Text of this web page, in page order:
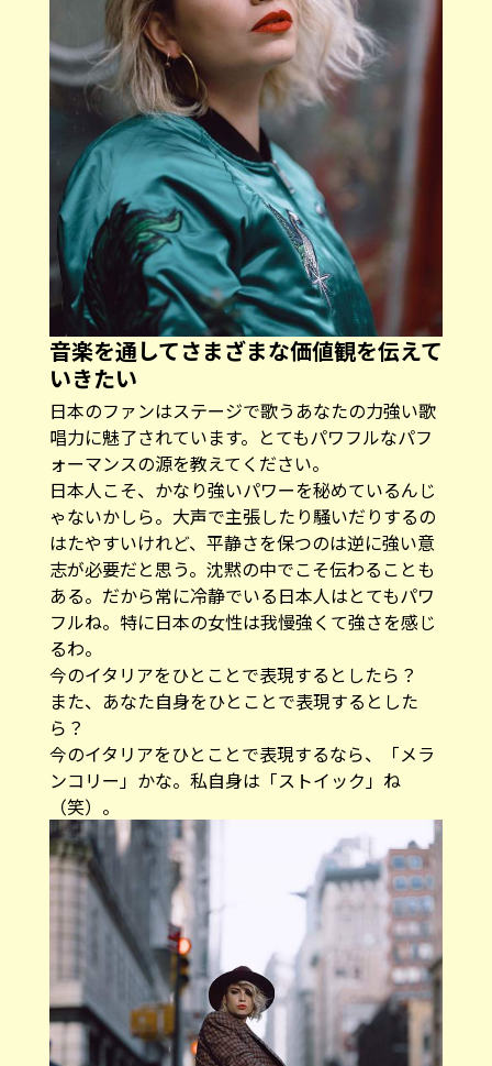
音楽を通してさまざまな価値観を伝えて
いきたい
――日本のファンはステージで歌うあなたの力強い歌
唱力に魅了されています。とてもパワフルなパフ
ォーマンスの源を教えてください。
日本人こそ、かなり強いパワーを秘めているんじ
ゃないかしら。大声で主張したり騒いだりするの
はたやすいけれど、平静さを保つのは逆に強い意
志が必要だと思う。沈黙の中でこそ伝わることも
ある。だから常に冷静でいる日本人はとてもパワ
フルね。特に日本の女性は我慢強くて強さを感じ
るわ。
――今のイタリアをひとことで表現するとしたら？
また、あなた自身をひとことで表現するとした
ら？
今のイタリアをひとことで表現するなら、「メラ
ンコリー」かな。私自身は「ストイック」ね
（笑）。